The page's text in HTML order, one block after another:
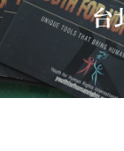
台